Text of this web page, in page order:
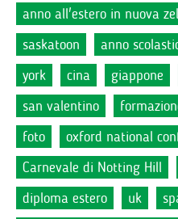
anno all'estero in nuova
saskatoon
anno
york
cina giappone
san valentino
foto
oxford national
Carnevale di Notting Hill
diploma estero
uk